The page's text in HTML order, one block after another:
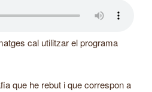
cal utilitzar el programa
que he rebut i que correspon a